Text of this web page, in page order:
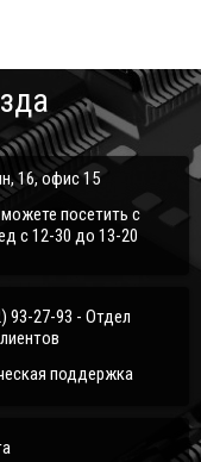
16, офис 15
посетить с
с 12-30 до 13-20
93-27-93 - Отдел
поддержка